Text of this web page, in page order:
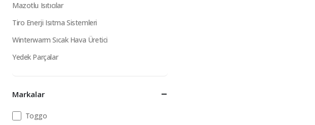
Mazotlu Isıtıcılar
Tiro Enerji Isıtma Sistemleri
Winterwarm Sıcak Hava Üretici
Yedek Parçalar
Markalar
Toggo